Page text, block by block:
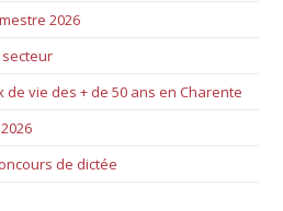
2026
secteur
vie des + de 50 ans en Charente
de dictée